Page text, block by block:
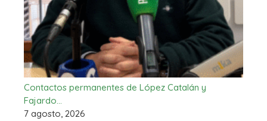
Contactos permanentes de López Catalán y
Fajardo…
7 agosto, 2026